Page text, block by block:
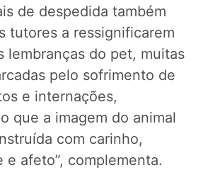
de despedida também
tutores a ressignificarem
lembranças do pet, muitas
pelo sofrimento de
e internações,
que a imagem do animal
com carinho,
e afeto”, complementa.